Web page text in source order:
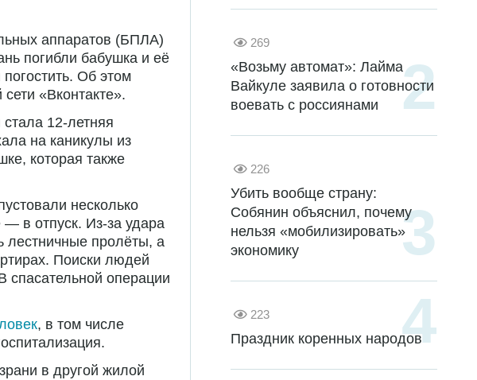
аппаратов (БПЛА)
погибли бабушка и её
Об этом
«Вконтакте».
12-летняя
на каникулы из
которая также
несколько
— в отпуск. Из-за удара
лестничные пролёты, а
Поиски людей
спасательной операции
, в том числе
в другой жилой
269
«Возьму автомат»: Лайма
Вайкуле заявила о готовности
воевать с россиянами
226
Убить вообще страну:
Собянин объяснил, почему
нельзя «мобилизировать»
экономику
223
Праздник коренных народов